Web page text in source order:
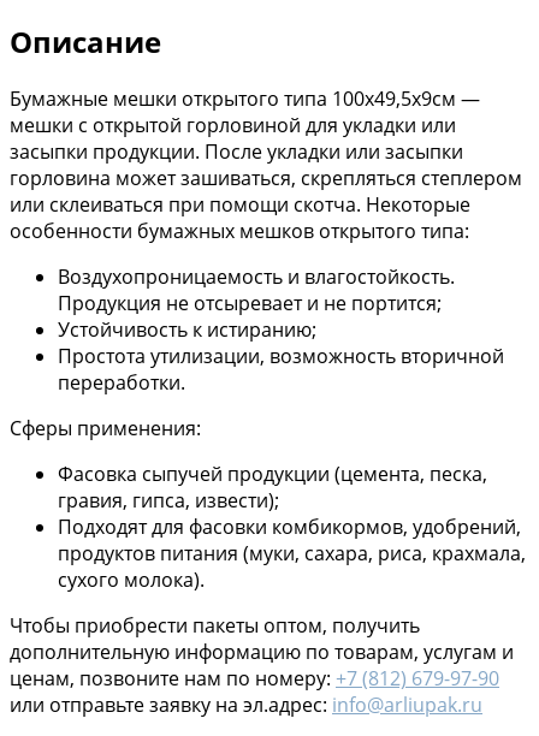
Описание
Бумажные мешки открытого типа 100х49,5х9см —
мешки с открытой горловиной для укладки или
засыпки продукции. После укладки или засыпки
горловина может зашиваться, скрепляться степлером
или склеиваться при помощи скотча. Некоторые
особенности бумажных мешков открытого типа:
Воздухопроницаемость и влагостойкость.
Продукция не отсыревает и не портится;
Устойчивость к истиранию;
Простота утилизации, возможность вторичной
переработки.
Сферы применения:
Фасовка сыпучей продукции (цемента, песка,
гравия, гипса, извести);
Подходят для фасовки комбикормов, удобрений,
продуктов питания (муки, сахара, риса, крахмала,
сухого молока).
Чтобы приобрести пакеты оптом, получить
дополнительную информацию по товарам, услугам и
ценам, позвоните нам по номеру: +7 (812) 679-97-90
или отправьте заявку на эл.адрес: info@arliupak.ru